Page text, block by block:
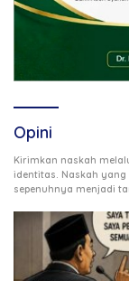
Opini
Kirimkan naskah
identitas. Naskah
sepenuhnya menjadi